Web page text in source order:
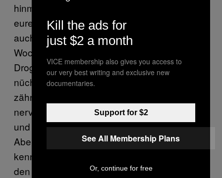
hinmurmeln, bevor er akzeptiert, dass ihr
eure “komische Vase” nicht liegen lasst und
auch den anderen Müll wieder mitnehmt. Am
Wochenende gestaltet sich der
Drogenkonsum schwierig: Niemand will der
nüchterne Fahrer sein, der drei
zähneknirschende Sonnenbrillenträger mit
nervösen Zuckungen im Auto sitzen hat—
und Augen, die röter sind als die arabische
Abendsonne. Um im Club Drogen zu kaufen,
kennst du dich zu schlecht aus. Du erkennst
den Partydealer auch dann nicht, wenn er vor
Kill the ads for
just $2 a month
VICE membership also gives you access to
our very best writing and exclusive new
documentaries.
Support for $2
See All Membership Plans
Or, continue for free